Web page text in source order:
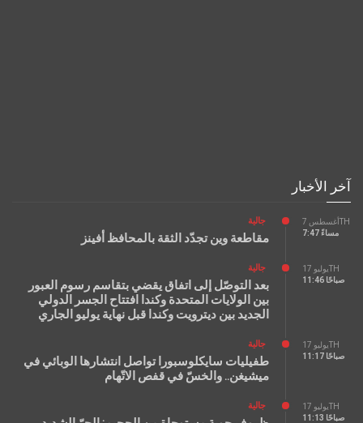
آخر الأخبار
أغسطس 7TH
7:47 مساءً
جالية
مقاطعة وين تجدّد الثقة بالمحافظ أفينز
يوليو 17TH
11:46 صباحًا
جالية
بعد التوصّل إلى اتفاق يقضي بتقاسم رسوم العبور
بين الولايات المتحدة وكندا افتتاح الجسر الدولي
الجديد بين ديترويت وكندا قبل نهاية يوليو الجاري
يوليو 17TH
11:17 صباحًا
جالية
طفيليات سايكلوسبورا تواصل انتشارها الوبائي في
ميشيغن.. والخسّ في قفص الاتّهام
يوليو 17TH
11:13 صباحًا
جالية